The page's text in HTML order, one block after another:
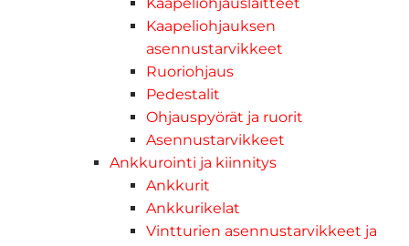
Kaapeliohjauksen
asennustarvikkeet
Ruoriohjaus
Pedestalit
Ohjauspyörät ja ruorit
Asennustarvikkeet
Ankkurointi ja kiinnitys
Ankkurit
Ankkurikelat
Vintturien asennustarvikkeet ja